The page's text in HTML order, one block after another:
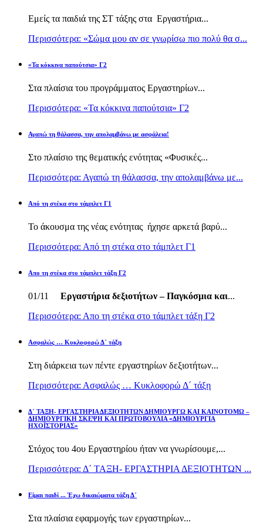
Εμείς τα παιδιά της ΣΤ τάξης στα Εργαστήρια...
Περισσότερα: «Σώμα μου αν σε γνωρίσω πιο πολύ θα σ...
«Τα κόκκινα παπούτσια» Γ2
Στα πλαίσια του προγράμματος Εργαστηρίων...
Περισσότερα: «Τα κόκκινα παπούτσια» Γ2
Αγαπώ τη θάλασσα, την απολαμβάνω με ασφάλεια!
Στο πλαίσιο της θεματικής ενότητας «Φυσικές...
Περισσότερα: Αγαπώ τη θάλασσα, την απολαμβάνω με...
Από τη στέκα στο τάμπλετ Γ1
Το άκουσμα της νέας ενότητας ήχησε αρκετά βαρύ...
Περισσότερα: Από τη στέκα στο τάμπλετ Γ1
Απο τη στέκα στο τάμπλετ τάξη Γ2
01/11 Εργαστήρια δεξιοτήτων – Παγκόσμια και...
Περισσότερα: Απο τη στέκα στο τάμπλετ τάξη Γ2
Ασφαλώς … Κυκλοφορώ Δ΄ τάξη
Στη διάρκεια των πέντε εργαστηρίων δεξιοτήτων...
Περισσότερα: Ασφαλώς … Κυκλοφορώ Δ΄ τάξη
Δ΄ ΤΑΞΗ- ΕΡΓΑΣΤΗΡΙΑ ΔΕΞΙΟΤΗΤΩΝ ΔΗΜΙΟΥΡΓΩ ΚΑΙ ΚΑΙΝΟΤΟΜΩ –
ΔΗΜΙΟΥΡΓΙΚΗ ΣΚΕΨΗ ΚΑΙ ΠΡΩΤΟΒΟΥΛΙΑ «ΔΗΜΙΟΥΡΓΙΑ
ΗΧΟΪΣΤΟΡΙΑΣ»
Στόχος του 4ου Εργαστηρίου ήταν να γνωρίσουμε,...
Περισσότερα: Δ΄ ΤΑΞΗ- ΕΡΓΑΣΤΗΡΙΑ ΔΕΞΙΟΤΗΤΩΝ ...
Είμαι παιδί ... Έχω δικαιώματα τάξη Δ΄
Στα πλαίσια εφαρμογής των εργαστηρίων...